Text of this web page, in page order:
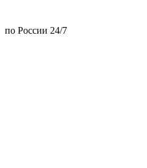
по России 24/7